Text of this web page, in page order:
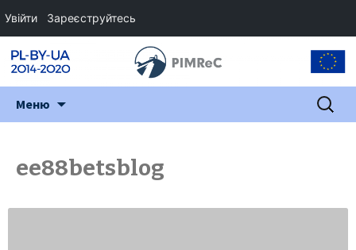
Меню Пошук:
ee88betsblog
Увійти Зареєструйтесь